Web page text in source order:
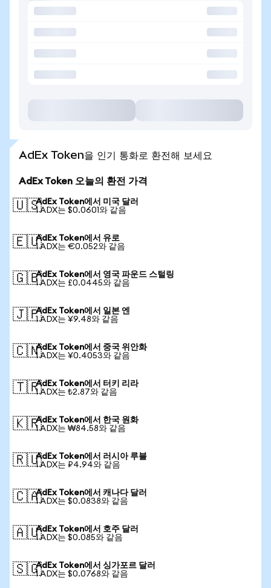
AdEx Token을 인기 통화로 환전해 보세요
AdEx Token 오늘의 환전 가격
🇺🇸AdEx Token에서 미국 달러
1 ADX는 $0.0601와 같음
🇪🇺AdEx Token에서 유로
1 ADX는 €0.052와 같음
🇬🇧AdEx Token에서 영국 파운드 스털링
1 ADX는 £0.0445와 같음
🇯🇵AdEx Token에서 일본 엔
1 ADX는 ¥9.48와 같음
🇨🇳AdEx Token에서 중국 위안화
1 ADX는 ¥0.4053와 같음
🇹🇷AdEx Token에서 터키 리라
1 ADX는 ₺2.87와 같음
🇰🇷AdEx Token에서 한국 원화
1 ADX는 ₩84.58와 같음
🇷🇺AdEx Token에서 러시아 루블
1 ADX는 ₽4.94와 같음
🇨🇦AdEx Token에서 캐나다 달러
1 ADX는 $0.0838와 같음
🇦🇺AdEx Token에서 호주 달러
1 ADX는 $0.085와 같음
🇸🇬AdEx Token에서 싱가포르 달러
1 ADX는 $0.0768와 같음